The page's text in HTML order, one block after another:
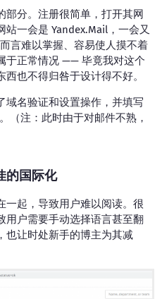
部分。注册很简单，打开其网
一会是 Yandex.Mail，一会又
言难以掌握、容易使人摸不着
于正常情况 —— 毕竟我对这个
也不得归咎于设计得不好。
域名验证和设置操作，并填写
（注：此时由于对邮件不熟，
国际化
一起，导致用户难以阅读。很
用户需要手动选择语言甚至翻
也让时处新手的博主为其减